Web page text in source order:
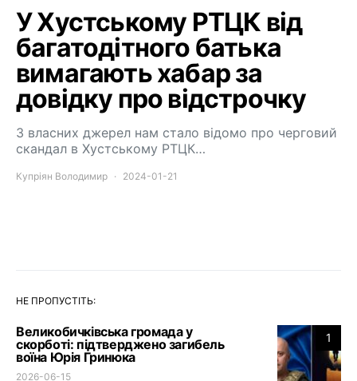
У Хустському РТЦК від
багатодітного батька
вимагають хабар за
довідку про відстрочку
З власних джерел нам стало відомо про черговий
скандал в Хустському РТЦК…
Купріян Володимир 2024-01-21
НЕ ПРОПУСТІТЬ:
1
Великобичківська громада у
скорботі: підтверджено загибель
воїна Юрія Гринюка
2026-06-15